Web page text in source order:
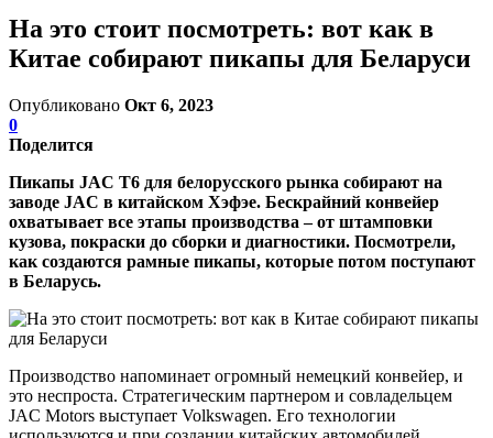
На это стоит посмотреть: вот как в
Китае собирают пикапы для Беларуси
Опубликовано Окт 6, 2023
0
Поделится
Пикапы JAC T6 для белорусского рынка собирают на
заводе JAC в китайском Хэфэе. Бескрайний конвейер
охватывает все этапы производства – от штамповки
кузова, покраски до сборки и диагностики. Посмотрели,
как создаются рамные пикапы, которые потом поступают
в Беларусь.
Производство напоминает огромный немецкий конвейер, и
это неспроста. Стратегическим партнером и совладельцем
JAC Motors выступает Volkswagen. Его технологии